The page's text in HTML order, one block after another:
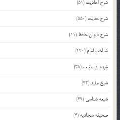
شرح احادیث (51)
شرح حدیث (550)
شرح دیوان حافظ (11)
شناخت امام (440)
شهید دستغیب(38)
شیخ مفید(42)
شیعه شناسی (69)
صحیفه سجادیه (4)